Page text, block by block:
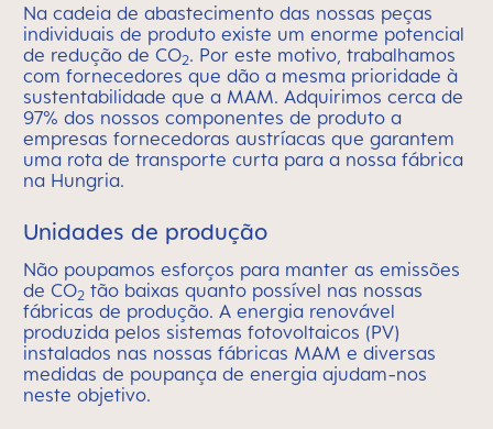
Na cadeia de abastecimento das nossas peças
individuais de produto existe um enorme potencial
de redução de CO2. Por este motivo, trabalhamos
com fornecedores que dão a mesma prioridade à
sustentabilidade que a MAM. Adquirimos cerca de
97% dos nossos componentes de produto a
empresas fornecedoras austríacas que garantem
uma rota de transporte curta para a nossa fábrica
na Hungria.
Unidades de produção
Não poupamos esforços para manter as emissões
de CO2 tão baixas quanto possível nas nossas
fábricas de produção. A energia renovável
produzida pelos sistemas fotovoltaicos (PV)
instalados nas nossas fábricas MAM e diversas
medidas de poupança de energia ajudam-nos
neste objetivo.